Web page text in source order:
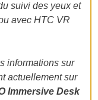
suivi des yeux et
avec HTC VR
informations sur
actuellement sur
Immersive Desk